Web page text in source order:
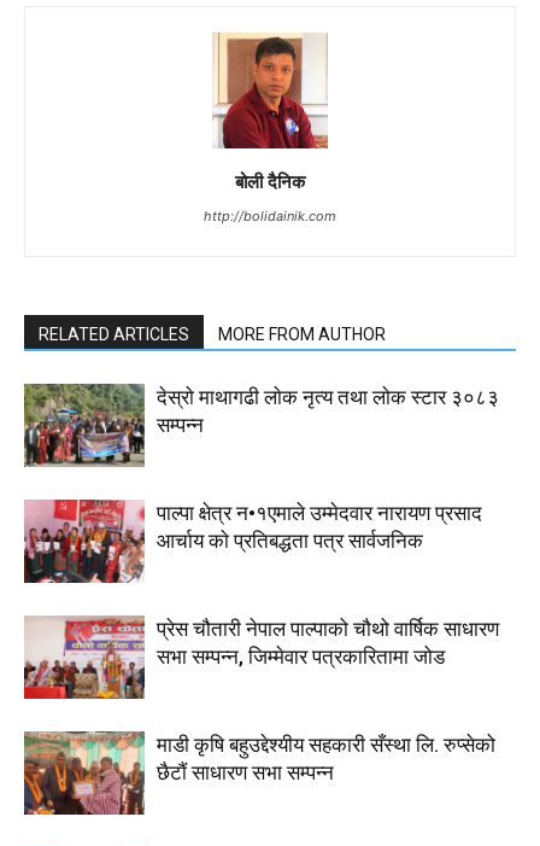
बोली दैनिक
http://bolidainik.com
RELATED ARTICLES MORE FROM AUTHOR
देस्राे माथागढी लाेक नृत्य तथा लाेक स्टार ३०८३
सम्पन्न
पाल्पा क्षेत्र न•१एमाले उम्मेदवार नारायण प्रसाद
आर्चाय काे प्रतिबद्धता पत्र सार्वजनिक
प्रेस चौतारी नेपाल पाल्पाको चौथो वार्षिक साधारण
सभा सम्पन्न, जिम्मेवार पत्रकारितामा जोड
माडी कृषि बहुउद्देश्यीय सहकारी सँस्था लि. रुप्सेको
छैटाैं साधारण सभा सम्पन्न